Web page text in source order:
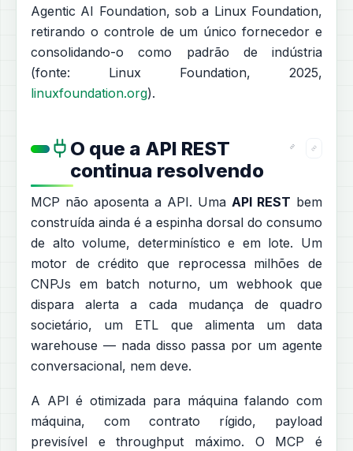
Agentic AI Foundation, sob a Linux Foundation,
retirando o controle de um único fornecedor e
consolidando-o como padrão de indústria
(fonte: Linux Foundation, 2025,
linuxfoundation.org).
O que a API REST
continua resolvendo
MCP não aposenta a API. Uma API REST bem
construída ainda é a espinha dorsal do consumo
de alto volume, determinístico e em lote. Um
motor de crédito que reprocessa milhões de
CNPJs em batch noturno, um webhook que
dispara alerta a cada mudança de quadro
societário, um ETL que alimenta um data
warehouse — nada disso passa por um agente
conversacional, nem deve.
A API é otimizada para máquina falando com
máquina, com contrato rígido, payload
previsível e throughput máximo. O MCP é